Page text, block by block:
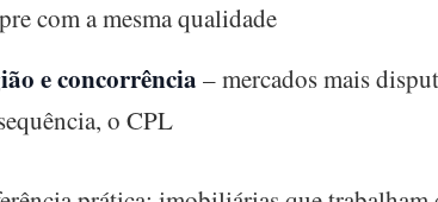
com a mesma qualidade
e concorrência – mercados mais
o CPL